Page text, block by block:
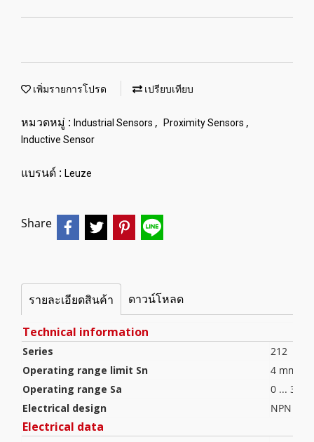
เพิ่มรายการโปรด เปรียบเทียบ
หมวดหมู่ : Industrial Sensors , Proximity Sensors ,
Inductive Sensor
แบรนด์ : Leuze
Share
รายละเอียดสินค้า ดาวน์โหลด
Technical information
Series
212
Operating range limit Sn
4 mm
Operating range Sa
0 ... 3.2
Electrical design
NPN
Electrical data